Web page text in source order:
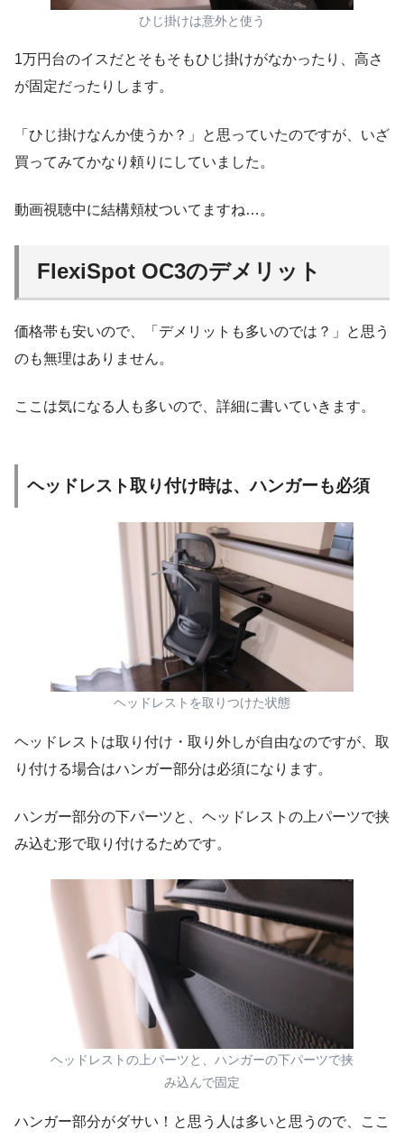
ひじ掛けは意外と使う
1万円台のイスだとそもそもひじ掛けがなかったり、高さ
が固定だったりします。
「ひじ掛けなんか使うか？」と思っていたのですが、いざ
買ってみてかなり頼りにしていました。
動画視聴中に結構頬杖ついてますね…。
FlexiSpot OC3のデメリット
価格帯も安いので、「デメリットも多いのでは？」と思う
のも無理はありません。
ここは気になる人も多いので、詳細に書いていきます。
ヘッドレスト取り付け時は、ハンガーも必須
ヘッドレストを取りつけた状態
ヘッドレストは取り付け・取り外しが自由なのですが、取
り付ける場合はハンガー部分は必須になります。
ハンガー部分の下パーツと、ヘッドレストの上パーツで挟
み込む形で取り付けるためです。
ヘッドレストの上パーツと、ハンガーの下パーツで挟
み込んで固定
ハンガー部分がダサい！と思う人は多いと思うので、ここ